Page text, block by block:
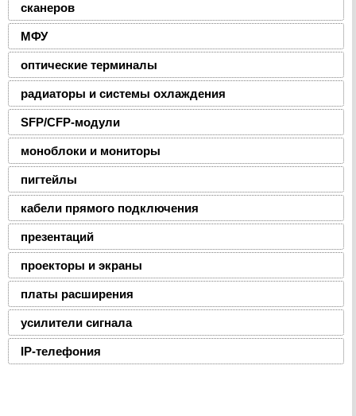
сканеров
МФУ
оптические терминалы
радиаторы и системы охлаждения
SFP/CFP-модули
моноблоки и мониторы
пигтейлы
кабели прямого подключения
презентаций
проекторы и экраны
платы расширения
усилители сигнала
IP-телефония